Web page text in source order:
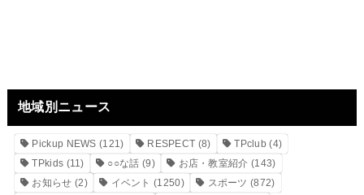
地域別ニュース
Pickup NEWS (121) RESPECT (8) TPclub (4)
TPkids (11) ○○な話 (9) お店・教室紹介 (143)
お知らせ (2) イベント (1250) スポーツ (872)